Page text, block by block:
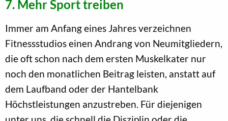
7. Mehr Sport treiben
Immer am Anfang eines Jahres verzeichnen
Fitnessstudios einen Andrang von Neumitgliedern,
die oft schon nach dem ersten Muskelkater nur
noch den monatlichen Beitrag leisten, anstatt auf
dem Laufband oder der Hantelbank
Höchstleistungen anzustreben. Für diejenigen